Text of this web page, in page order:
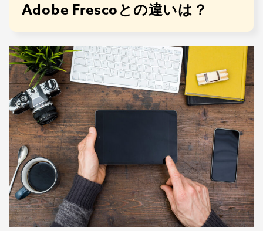
Adobe Frescoとの違いは？